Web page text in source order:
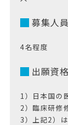
募集人員
4名程度
出願資格
1）日本国の
2）臨床研修
3）上記2）